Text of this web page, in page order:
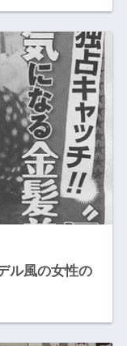
ル風の女性の